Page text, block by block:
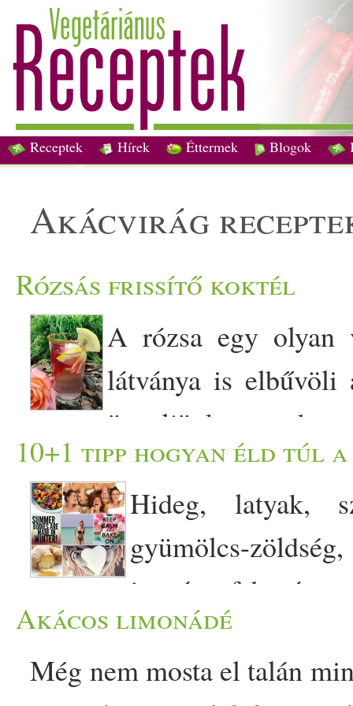
Receptek Hírek Éttermek Blogok
akácvirág
Rózsás frissítő koktél
A rózsa egy olyan
látványa is elbűvöli
ügyeljünk arra,
egyszerű nyári frissítőt
alternatívája a bolti
rózsaszirom (többféle
liter tisztított víz - 1/­­2
(vagy méz) Elkészítése: -
nézzük át, sok kis
10+1 tipp hogyan éld túl
Hideg, latyak,
gyümölcs-
január, február,
bezártság...én és a
elhatároztam, hogy azok
Akácos limonádé
Még nem mosta el talán